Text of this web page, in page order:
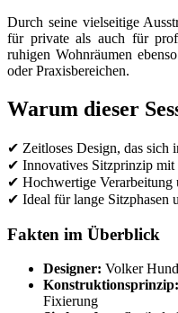
Durch seine vielseitige
für private als auch für
ruhigen Wohnräumen
oder Praxisbereichen.
Warum dieser
✔ Zeitloses Design, das sich
✔ Innovatives Sitzprinzip mit
✔ Hochwertige Verarbeitung
✔ Ideal für lange Sitzphasen
Fakten im Überblick
Designer: Volker
Konstruktionsprinzip:
Fixierung